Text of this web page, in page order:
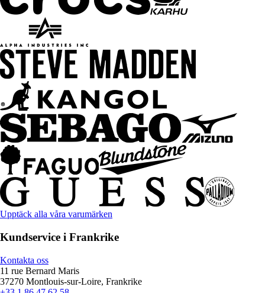
Upptäck alla våra varumärken
Kundservice i Frankrike
Kontakta oss
11 rue Bernard Maris
37270 Montlouis-sur-Loire, Frankrike